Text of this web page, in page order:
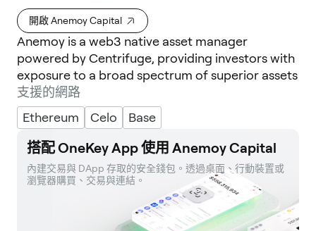
開啟 Anemoy Capital
Anemoy is a web3 native asset manager
powered by Centrifuge, providing investors with
exposure to a broad spectrum of superior assets
支援的網路
Ethereum
Celo Base
搭配 OneKey App 使用 Anemoy Capital
內建交易與 DApp 存取的安全錢包。透過桌面、行動裝置或
瀏覽器購買、交易與連結。